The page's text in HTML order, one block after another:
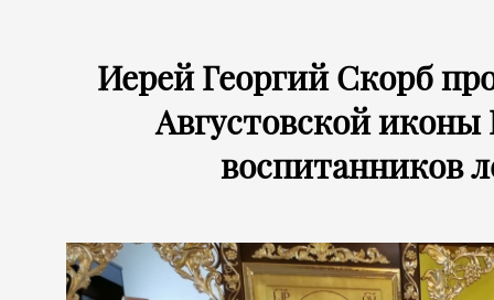
Иерей Георгий Скорб
Августовской
воспитанников